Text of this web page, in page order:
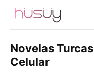
Novelas
Celular